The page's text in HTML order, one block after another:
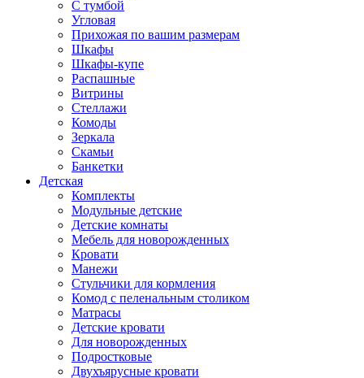
С тумбой
Угловая
Прихожая по вашим размерам
Шкафы
Шкафы-купе
Распашные
Витрины
Стеллажи
Комоды
Зеркала
Скамьи
Банкетки
Детская
Комплекты
Модульные детские
Детские комнаты
Мебель для новорожденных
Кровати
Манежи
Стульчики для кормления
Комод с пеленальным столиком
Матрасы
Детские кровати
Для новорожденных
Подростковые
Двухъярусные кровати